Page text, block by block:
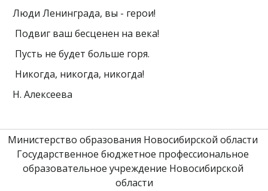
Люди Ленинграда, вы - герои!
Подвиг ваш бесценен на века!
Пусть не будет больше горя.
Никогда, никогда, никогда!
Н. Алексеева
Министерство образования Новосибирской области
Государственное бюджетное профессиональное
образовательное учреждение Новосибирской
области